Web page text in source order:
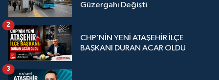
Güzergahı Değişti
CHP’NİN YENİ ATAŞEHİR İLÇE
BAŞKANI DURAN ACAR OLDU
2
3